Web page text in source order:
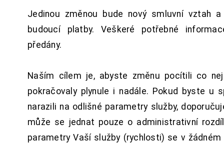
Jedinou změnou bude nový smluvní vztah
budoucí platby. Veškeré potřebné
předány.
Naším cílem je, abyste změnu pocítili co
pokračovaly plynule i nadále. Pokud byste u
narazili na odlišné parametry služby,
může se jednat pouze o administrativní
parametry Vaší služby (rychlosti) se v